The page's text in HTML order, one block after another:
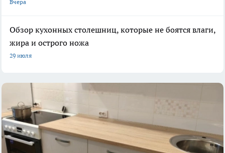
Вчера
Обзор кухонных столешниц, которые не боятся влаги,
жира и острого ножа
29 июля